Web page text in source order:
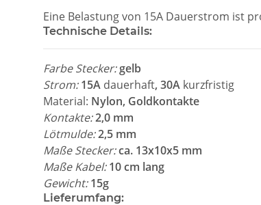
Eine Belastung von 15A Dauerstrom ist
Technische Details:
Farbe Stecker: gelb
Strom:15A dauerhaft, 30A kurzfristig
Material: Nylon, Goldkontakte
Kontakte:2,0 mm
Lötmulde:2,5 mm
Maße Stecker:ca. 13x10x5 mm
Maße Kabel:10 cm lang
Gewicht:15g
Lieferumfang: